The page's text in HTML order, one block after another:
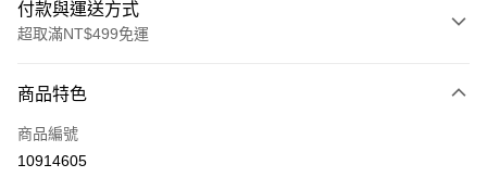
付款與運送方式
超取滿NT$499免運
icash Pay
信用卡一次付款
商品特色
商品編號
10914605